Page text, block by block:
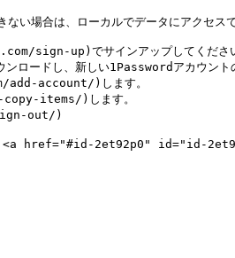
場合は、ローカルでデータにアクセス
インアップしてください。新し
、新しい1Passwordアカウントのパ
account/)します。
items/)します。
out/)
場合 <a href="#id-2et92p0" id="id-